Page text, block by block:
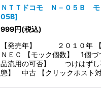
ＮＴＴドコモ Ｎ－０５Ｂ モ
05B]
999円(税込)
【発売年】 ２０１０年
ＮＥＣ 【モック個数】 1個づ
品流用の可否】 つけはずし
態】 中古 【クリックポスト